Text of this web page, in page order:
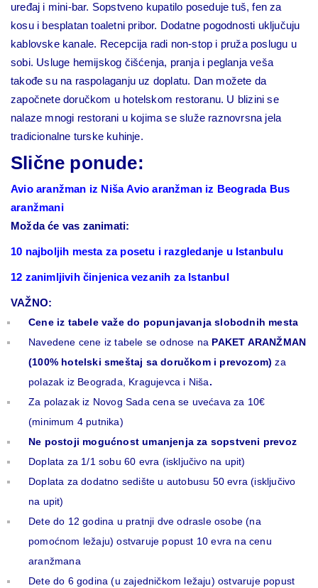
uređaj i mini-bar. Sopstveno kupatilo poseduje tuš, fen za
kosu i besplatan toaletni pribor. Dodatne pogodnosti uključuju
kablovske kanale. Recepcija radi non-stop i pruža poslugu u
sobi. Usluge hemijskog čišćenja, pranja i peglanja veša
takođe su na raspolaganju uz doplatu. Dan možete da
započnete doručkom u hotelskom restoranu. U blizini se
nalaze mnogi restorani u kojima se služe raznovrsna jela
tradicionalne turske kuhinje.
Slične ponude:
Avio aranžman iz Niša Avio aranžman iz Beograda Bus
aranžmani
Možda će vas zanimati:
10 najboljih mesta za posetu i razgledanje u Istanbulu
12 zanimljivih činjenica vezanih za Istanbul
VAŽNO:
Cene iz tabele važe do popunjavanja slobodnih mesta
Navedene cene iz tabele se odnose na PAKET ARANŽMAN
(100% hotelski smeštaj sa doručkom i prevozom)za
polazak iz Beograda, Kragujevca i Niša.
Za polazak iz Novog Sada cena se uvećava za 10€
(minimum 4 putnika)
Ne postoji mogućnost umanjenja za sopstveni prevoz
Doplata za 1/1 sobu 60 evra (isključivo na upit)
Doplata za dodatno sedište u autobusu 50 evra (isključivo
na upit)
Dete do 12 godina u pratnji dve odrasle osobe (na
pomoćnom ležaju) ostvaruje popust 10 evra na cenu
aranžmana
Dete do 6 godina (u zajedničkom ležaju) ostvaruje popust